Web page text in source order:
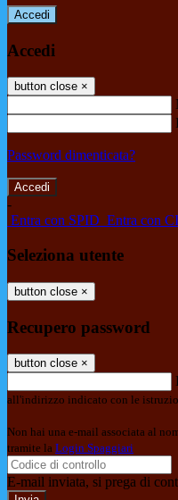
Accedi
Accedi
button close ×
Password dimenticata?
-
Entra con SPID Entra con
Seleziona utente
button close ×
Recupero password
button close ×
all'indirizzo indicato con le
Non hai una e-mail associata al
tramite la Login Spaggiari
E-mail inviata, si prega di